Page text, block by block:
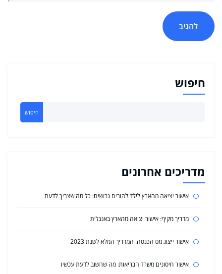
חיפוש
חיפוש
מדריכים אחרונים
אישור יציאה מהארץ לילד להורים גרושים: כל מה שצריך לדעת
מדריך מקיף: אישור יציאה מהארץ באנגלית
אישור ייצוג מס הכנסה: המדריך המלא לשנת 2023
אישור חיסונים משרד הבריאות: מה שחשוב לדעת עכשיו